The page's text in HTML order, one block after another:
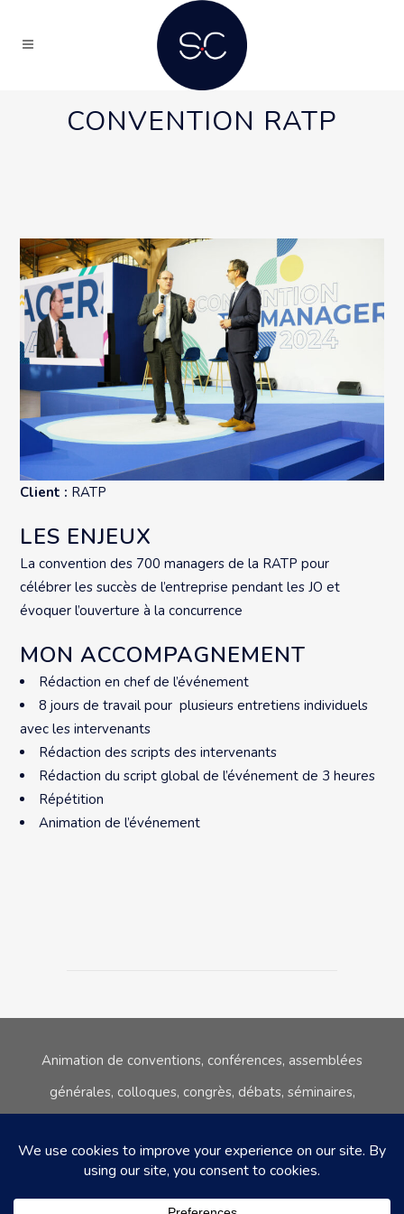
CONVENTION RATP
Client : RATP
LES ENJEUX
La convention des 700 managers de la RATP pour
célébrer les succès de l’entreprise pendant les JO et
évoquer l’ouverture à la concurrence
MON ACCOMPAGNEMENT
Rédaction en chef de l’événement
8 jours de travail pour plusieurs entretiens individuels
avec les intervenants
Rédaction des scripts des intervenants
Rédaction du script global de l’événement de 3 heures
Répétition
Animation de l’événement
Animation de conventions, conférences, assemblées
générales, colloques, congrès, débats, séminaires,
06.80.08.67.45 sc@stephane-courgeon.com